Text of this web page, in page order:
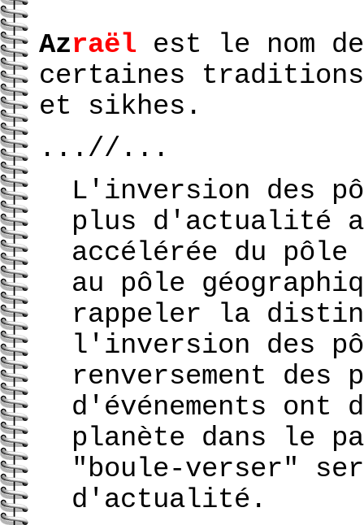
Azraël est le nom
certaines traditions
et sikhes.
...//...
L'inversion des
plus d'actualité
accélérée du pôle
au pôle
rappeler la
l'inversion des
renversement des
d'événements
planète dans le
"boule-verser"
d'actualité.